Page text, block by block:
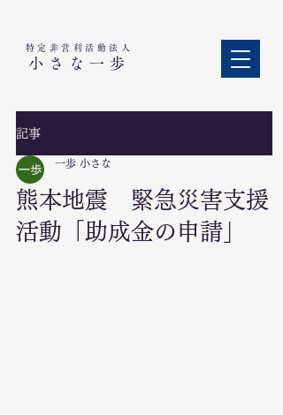
特定非営利活動法人​
小さな一歩
記事
熊本地震 緊急災害支援
活動「助成金の申請」
一歩 小さな